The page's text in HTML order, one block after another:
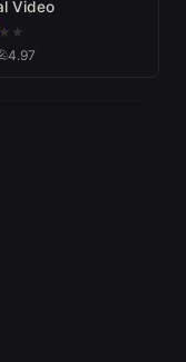
Video
★ ★
4.97